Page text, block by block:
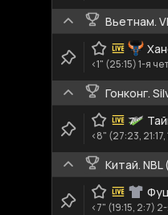
Вьетнам.
<1" (25:15) 1-я
Гонконг.
<8" (27:23,
Китай.
<7" (19:15, 2:7)